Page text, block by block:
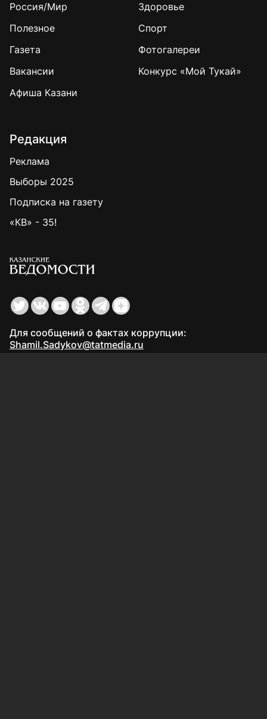
Россия/Мир
Здоровье
Полезное
Спорт
Газета
Фотогалереи
Вакансии
Конкурс «Мой Тукай»
Афиша Казани
Редакция
Реклама
Выборы 2025
Подписка на газету
«КВ» - 35!
Для сообщений о фактах коррупции:
Shamil.Sadykov@tatmedia.ru